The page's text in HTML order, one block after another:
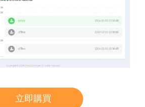
立即購買